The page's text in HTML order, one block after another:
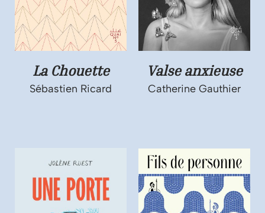
La Chouette
Sébastien Ricard
Valse anxieuse
Catherine Gauthier